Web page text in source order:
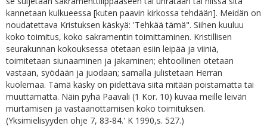
kannetaan kulkueessa [kuten paavin kirkossa tehdään]. Meidän on
noudatettava Kristuksen käskyä: 'Tehkää tämä". Siihen kuuluu
koko toimitus, koko sakramentin toimittaminen. Kristillisen
seurakunnan kokouksessa otetaan esiin leipää ja viiniä,
toimitetaan siunaaminen ja jakaminen; ehtoollinen otetaan
vastaan, syödään ja juodaan; samalla julistetaan Herran
kuolemaa. Tämä käsky on pidettävä siitä mitään poistamatta tai
muuttamatta. Näin pyhä Paavali (1 Kor. 10) kuvaa meille leivän
murtamisen ja vastaanottamisen koko toimituksen.
(Yksimielisyyden ohje 7, 83-84.' K 1990,s. 527.)